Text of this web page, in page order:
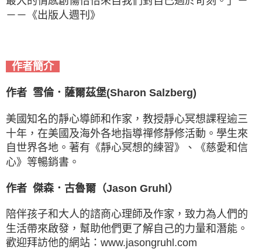
－－《出版人週刊》
作者簡介
作者 雪倫．薩爾茲堡(Sharon Salzberg)
美國知名的靜心導師和作家，教授靜心冥想課程逾三
十年，在美國及海外各地指導禪修靜修活動。學生來
自世界各地。著有《靜心冥想的練習》、《慈愛和信
心》等暢銷書。
作者 傑森．古魯爾（Jason Gruhl）
陪伴孩子和大人的諮商心理師及作家，致力為人們的
生活帶來啟發，幫助他們更了解自己的力量和潛能。
歡迎拜訪他的網站：www.jasongruhl.com